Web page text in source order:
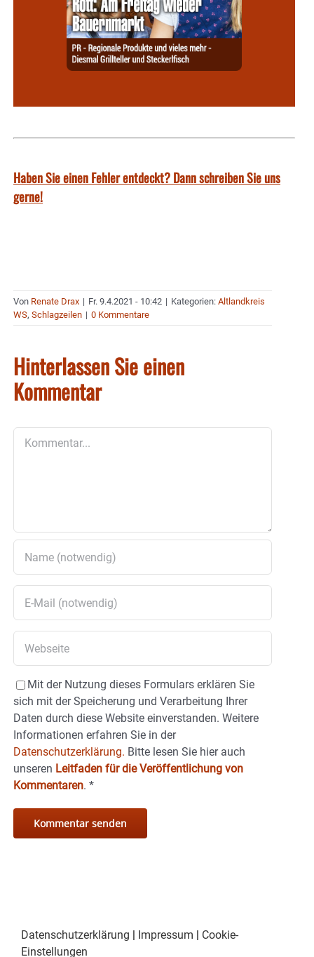
Haben Sie einen Fehler entdeckt? Dann schreiben Sie uns
gerne!
Von Renate Drax | Fr. 9.4.2021 - 10:42 | Kategorien: Altlandkreis
WS, Schlagzeilen | 0 Kommentare
Hinterlassen Sie einen
Kommentar
Mit der Nutzung dieses Formulars erklären Sie
sich mit der Speicherung und Verarbeitung Ihrer
Daten durch diese Website einverstanden. Weitere
Informationen erfahren Sie in der
Datenschutzerklärung. Bitte lesen Sie hier auch
unseren Leitfaden für die Veröffentlichung von
Kommentaren. *
Datenschutzerklärung Impressum
Cookie-
Einstellungen